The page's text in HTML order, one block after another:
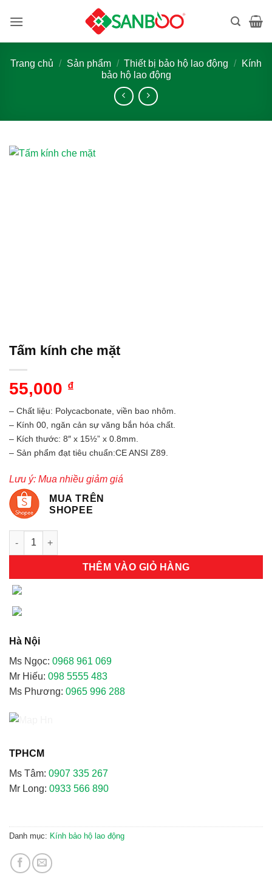
qua
Trang chủ / Sản phẩm / Thiết bị bảo hộ lao động /
Kính
bảo hộ lao động
Tấm kính che mặt
55,000 ₫
– Chất liệu: Polycacbonate, viền bao nhôm.
– Kính 00, ngăn cản sự văng bắn hóa chất.
– Kích thước: 8″ x 15½” x 0.8mm.
– Sản phẩm đạt tiêu chuẩn:CE ANSI Z89.
Lưu ý: Mua nhiều giảm giá
MUA TRÊN
SHOPEE
Tấm kính che mặt số lượng
THÊM VÀO GIỎ HÀNG
Hà Nội
Ms Ngọc: 0968 961 069
Mr Hiếu: 098 5555 483
Ms Phương: 0965 996 288
TPHCM
Ms Tâm: 0907 335 267
Mr Long: 0933 566 890
Danh mục: Kính bảo hộ lao động